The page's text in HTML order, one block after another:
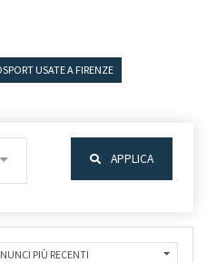
USATE A FIRENZE
APPLICA
PIÙ RECENTI